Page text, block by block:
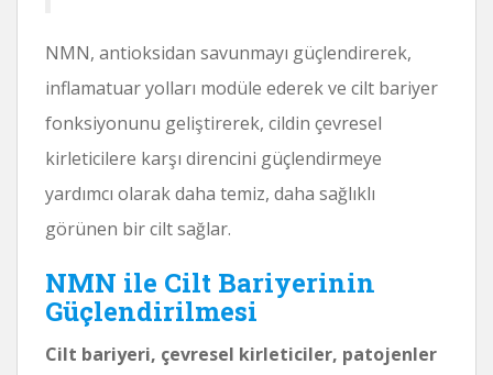
NMN, antioksidan savunmayı güçlendirerek,
inflamatuar yolları modüle ederek ve cilt bariyer
fonksiyonunu geliştirerek, cildin çevresel
kirleticilere karşı direncini güçlendirmeye
yardımcı olarak daha temiz, daha sağlıklı
görünen bir cilt sağlar.
NMN ile Cilt Bariyerinin
Güçlendirilmesi
Cilt bariyeri, çevresel kirleticiler, patojenler